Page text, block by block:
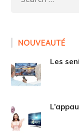
NOUVEAUTÉ
Les